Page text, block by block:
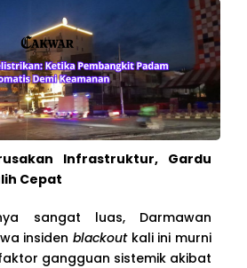
Infrastruktur, Gardu
Cepat
sangat luas, Darmawan
insiden blackoutkali ini murni
gangguan sistemik akibat